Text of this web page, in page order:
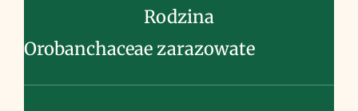
Rodzina
Orobanchaceae zarazowate